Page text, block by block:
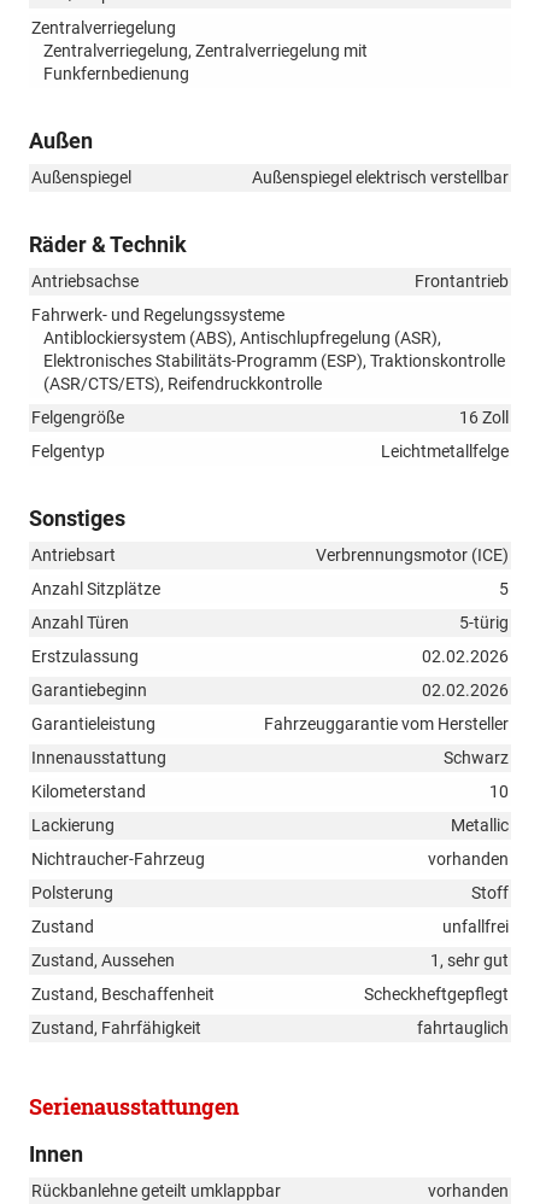
Zentralverriegelung
Zentralverriegelung, Zentralverriegelung mit
Funkfernbedienung
Außen
Außenspiegel Außenspiegel elektrisch verstellbar
Räder & Technik
Antriebsachse
Frontantrieb
Fahrwerk- und Regelungssysteme
Antiblockiersystem (ABS), Antischlupfregelung (ASR),
Elektronisches Stabilitäts-Programm (ESP), Traktionskontrolle
(ASR/CTS/ETS), Reifendruckkontrolle
Felgengröße
16 Zoll
Felgentyp
Leichtmetallfelge
Sonstiges
Antriebsart
Verbrennungsmotor (ICE)
Anzahl Sitzplätze
5
Anzahl Türen
5-türig
Erstzulassung
02.02.2026
Garantiebeginn
02.02.2026
Garantieleistung
Fahrzeuggarantie vom Hersteller
Innenausstattung
Schwarz
Kilometerstand
10
Lackierung
Metallic
Nichtraucher-Fahrzeug
vorhanden
Polsterung
Stoff
Zustand
unfallfrei
Zustand, Aussehen
1, sehr gut
Zustand, Beschaffenheit
Scheckheftgepflegt
Zustand, Fahrfähigkeit
fahrtauglich
Serienausstattungen
Innen
Rückbanlehne geteilt umklappbar
vorhanden